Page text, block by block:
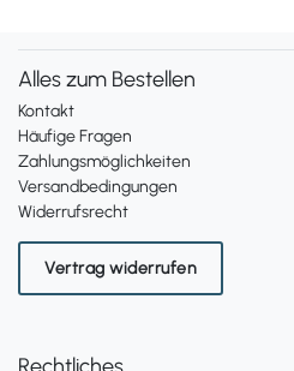
Alles zum Bestellen
Kontakt
Häufige Fragen
Zahlungsmöglichkeiten
Versandbedingungen
Widerrufsrecht
Vertrag widerrufen
Rechtliches